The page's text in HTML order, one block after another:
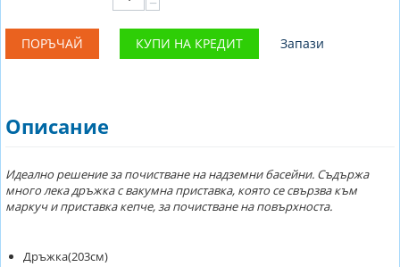
ПОРЪЧАЙ КУПИ НА КРЕДИТ Запази
Описание
Идеално решение за почистване на надземни басейни. Съдържа
много лека дръжка с вакумна приставка, която се свързва към
маркуч и приставка кепче, за почистване на повърхноста.
Дръжка(203см)